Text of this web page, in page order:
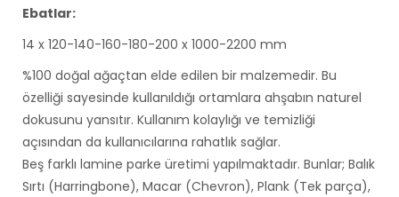
Ebatlar:
14 x 120-140-160-180-200 x 1000-2200 mm
%100 doğal ağaçtan elde edilen bir malzemedir. Bu
özelliği sayesinde kullanıldığı ortamlara ahşabın naturel
dokusunu yansıtır. Kullanım kolaylığı ve temizliği
açısından da kullanıcılarına rahatlık sağlar.
Beş farklı lamine parke üretimi yapılmaktadır. Bunlar; Balık
Sırtı (Harringbone), Macar (Chevron), Plank (Tek parça),